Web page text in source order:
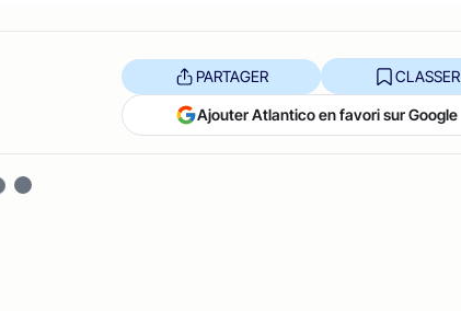
PARTAGER CLASSER
Ajouter Atlantico en favori sur Google